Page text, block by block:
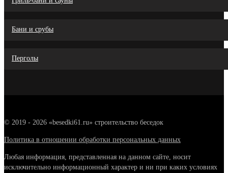
Бани и срубы
Перголы
© 2019 - 2026 «besedki61.ru» cтроительство беседок
Политика в отношении обработки персональных данных
Любая информация, представленная на данном сайте, носит
исключительно информационный характер и ни при каких условиях